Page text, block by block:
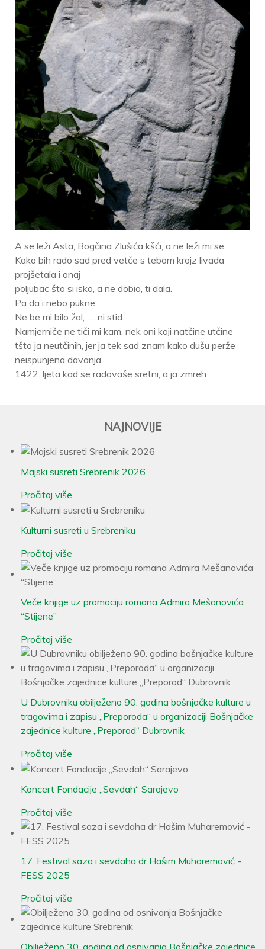
A se leži Asta, Bogčina Zlušića kšći, a ne leži mi se.
Kako bih rado sad pred vetče s tebom krojz livada
projšetala i onaj
poljubac što si isko, a ne dobio, ti dala.
Pa da i nebo pukne.
Ne be mi bilo žal, …. ni stid.
Namjerniče ne tiči mi kam, nek oni koji natčine utčine
tšto ja neutčinih, jer ja tek sad znam kako dušu perže
neispunjena davanja.
1422. ljeta kad se radovaše sretni, a ja zmreh
NAJNOVIJE
Majski susreti Srebrenik 2026
Pročitaj više
Kulturni susreti u Srebreniku
Pročitaj više
Veče knjige uz promociju romana Admira Mešanovića
“Stijene”
Pročitaj više
U Dubrovniku obilježeno 90. godina bošnjačke kulture u
tragovima i zapisu „Preporoda“ u organizaciji Bošnjačke
zajednice kulture „Preporod“ Dubrovnik
Pročitaj više
Koncert Fondacije „Sevdah“ Sarajevo
Pročitaj više
17. Festival saza i sevdaha dr Hašim Muharemović -
FESS 2025
Pročitaj više
Obilježeno 30. godina od osnivanja Bošnjačke zajednice